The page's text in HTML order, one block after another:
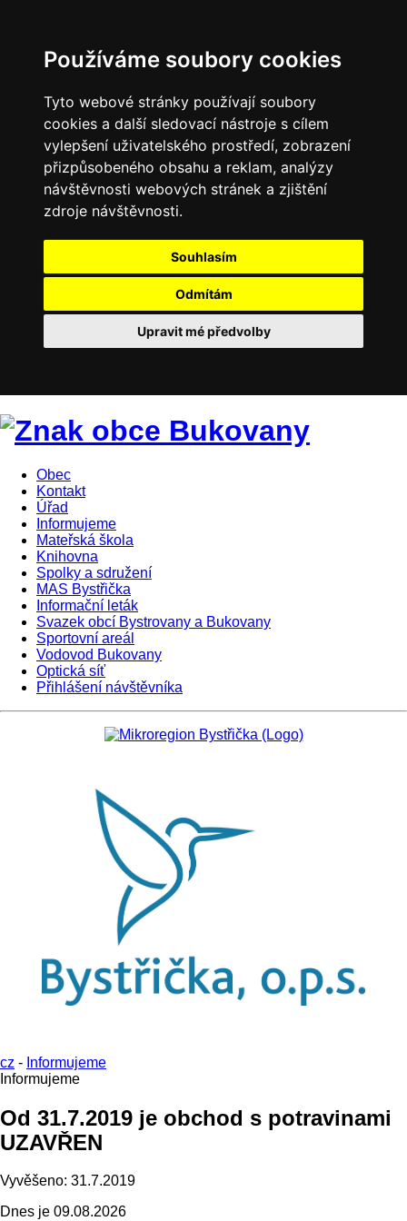
Používáme soubory cookies
Tyto webové stránky používají soubory
cookies a další sledovací nástroje s cílem
vylepšení uživatelského prostředí, zobrazení
přizpůsobeného obsahu a reklam, analýzy
návštěvnosti webových stránek a zjištění
zdroje návštěvnosti.
Souhlasím
Odmítám
Upravit mé předvolby
Obec
Kontakt
Úřad
Informujeme
Mateřská škola
Knihovna
Spolky a sdružení
MAS Bystřička
Informační leták
Svazek obcí Bystrovany a Bukovany
Sportovní areál
Vodovod Bukovany
Optická síť
Přihlášení návštěvníka
cz - Informujeme
Informujeme
Od 31.7.2019 je obchod s potravinami
UZAVŘEN
Vyvěšeno: 31.7.2019
Dnes je 09.08.2026